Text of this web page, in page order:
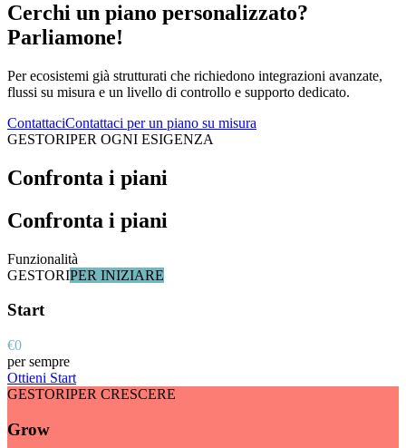
Cerchi un piano personalizzato?
Parliamone!
Per ecosistemi già strutturati che richiedono integrazioni avanzate,
flussi su misura e un livello di controllo e supporto dedicato.
ContattaciContattaci per un piano su misura
GESTORIPER OGNI ESIGENZA
Confronta i piani
Confronta i piani
Funzionalità
GESTORIPER INIZIARE
Start
€0
per sempre
Ottieni Start
GESTORIPER CRESCERE
Grow